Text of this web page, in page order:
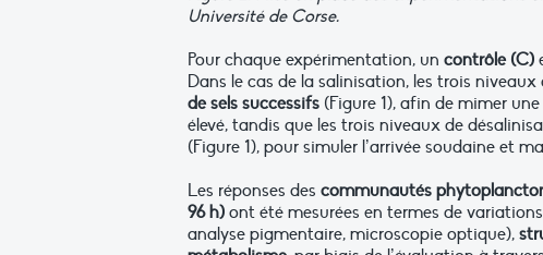
Université de Corse.
Pour chaque expérimentation, un contrôle (C)
Dans le cas de la salinisation, les trois
de sels successifs (Figure 1), afin de mimer
élevé, tandis que les trois niveaux de
(Figure 1), pour simuler l’arrivée soudaine et
Les réponses des communautés
96 h) ont été mesurées en termes de
analyse pigmentaire, microscopie optique),